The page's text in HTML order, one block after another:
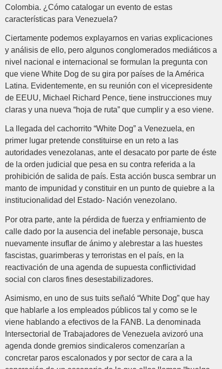
Colombia. ¿Cómo catalogar un evento de estas
características para Venezuela?
Ciertamente podemos explayarnos en varias explicaciones
y análisis de ello, pero algunos conglomerados mediáticos a
nivel nacional e internacional se formulan la pregunta con
que viene White Dog de su gira por países de la América
Latina. Evidentemente, en su reunión con el vicepresidente
de EEUU, Michael Richard Pence, tiene instrucciones muy
claras y una nueva “hoja de ruta” que cumplir y a eso viene.
La llegada del cachorrito “White Dog” a Venezuela, en
primer lugar pretende constituirse en un reto a las
autoridades venezolanas, ante el desacato por parte de éste
de la orden judicial que pesa en su contra referida a la
prohibición de salida de país. Esta acción busca sembrar un
manto de impunidad y constituir en un punto de quiebre a la
institucionalidad del Estado- Nación venezolano.
Por otra parte, ante la pérdida de fuerza y enfriamiento de
calle dado por la ausencia del inefable personaje, busca
nuevamente insuflar de ánimo y alebrestar a las huestes
fascistas, guarimberas y terroristas en el país, en la
reactivación de una agenda de supuesta conflictividad
social con claros fines desestabilizadores.
Asimismo, en uno de sus tuits señaló “White Dog” que hay
que hablarle a los empleados públicos tal y como se le
viene hablando a efectivos de la FANB. La denominada
Intersectorial de Trabajadores de Venezuela avizoró una
agenda donde gremios sindicaleros comenzarían a
concretar paros escalonados y por sector de cara a la